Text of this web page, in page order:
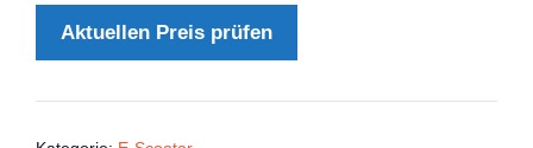
Aktuellen Preis prüfen